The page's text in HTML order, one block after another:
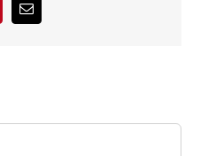
PinterestCorreo
electrónico